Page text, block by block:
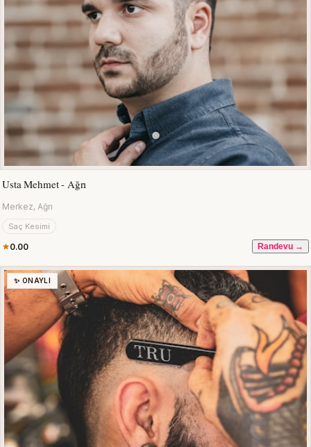
Usta Mehmet - Ağrı
Merkez, Ağrı
Saç Kesimi
0.00 Randevu →
✨ ONAYLI